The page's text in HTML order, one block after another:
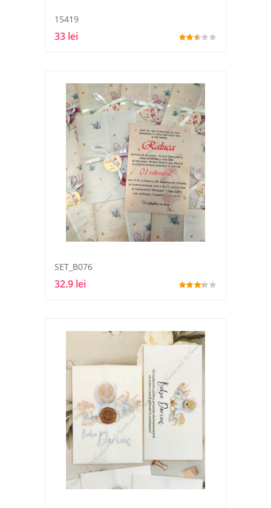
15419
33 lei
SET_B076
32.9 lei